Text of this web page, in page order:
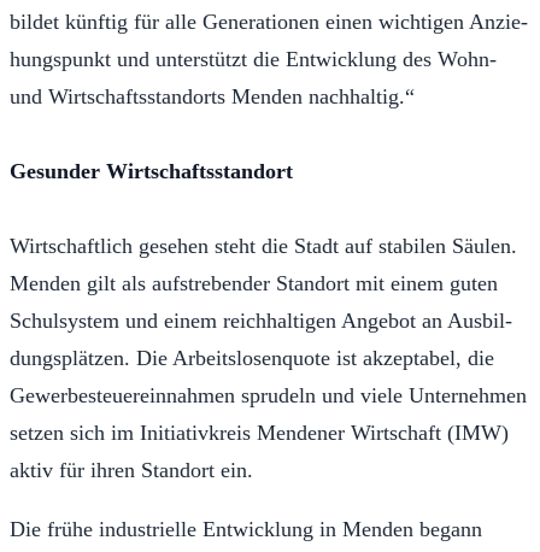
bildet künftig für alle Gen­er­a­tio­nen ei­nen wichti­gen Anzie­
hungspunkt und un­ter­stützt die En­twick­lung des Wohn-
und Wirtschafts­s­tan­dorts Men­den nach­haltig.“
Ge­sun­der Wirtschafts­s­tan­dort
Wirtschaftlich ge­se­hen ste­ht die Stadt auf sta­bilen Säulen.
Men­den gilt als auf­streben­der Stan­dort mit einem guten
Schul­sys­tem und einem reich­halti­gen Ange­bot an Aus­bil­
dungs­plätzen. Die Ar­beit­s­losen­quote ist akzept­a­bel, die
Gewerbes­teuerein­nah­men sprudeln und viele Un­terneh­men
setzen sich im Ini­tia­tivkreis Men­den­er Wirtschaft (IMW)
ak­tiv für ihren Stan­dort ein.
Die frühe in­dus­trielle En­twick­lung in Men­den be­gann